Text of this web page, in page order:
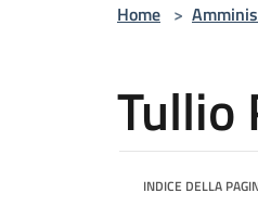
Home >
Tullio
INDICE DELLA